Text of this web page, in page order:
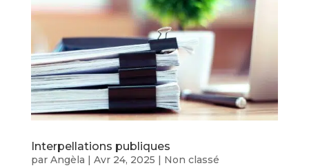
Interpellations publiques
par Angèla | Avr 24, 2025 | Non classé